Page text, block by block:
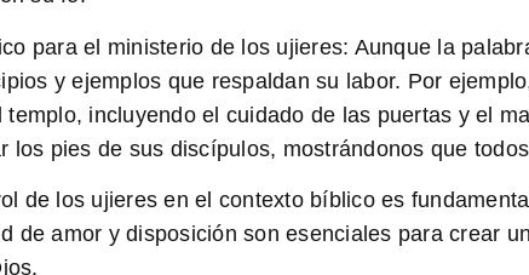
para el ministerio de los ujieres: Aunque la
y ejemplos que respaldan su labor. Por
incluyendo el cuidado de las puertas y el
los pies de sus discípulos, mostrándonos que
de los ujieres en el contexto bíblico es
de amor y disposición son esenciales para crear